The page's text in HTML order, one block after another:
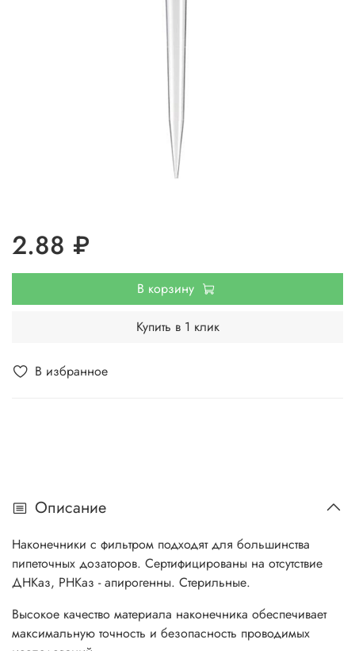
В избранное
2.88 ₽
В корзину
Купить в 1 клик
Описание
Наконечники с фильтром подходят для большинства
пипеточных дозаторов. Сертифицированы на отсутствие
ДНКаз, РНКаз - апирогенны. Стерильные.
Высокое качество материала наконечника обеспечивает
максимальную точность и безопасность проводимых